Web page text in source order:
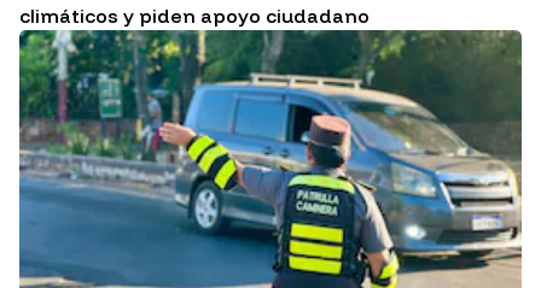
climáticos y piden apoyo ciudadano